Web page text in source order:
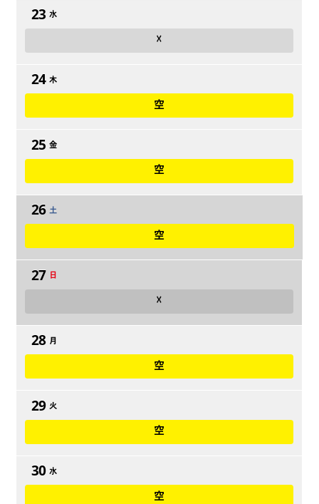
23 水
☓
24 木
空
25 金
空
26 土
空
27 日
☓
28 月
空
29 火
空
30 水
空